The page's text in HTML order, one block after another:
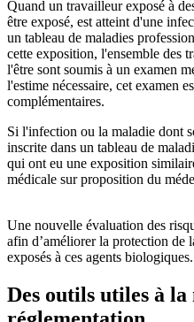
Quand un travailleur exposé à
être exposé, est atteint d'une
un tableau de maladies
cette exposition, l'ensemble des
l'être sont soumis à un examen
l'estime nécessaire, cet examen
complémentaires.
Si l'infection ou la maladie dont
inscrite dans un tableau de
qui ont eu une exposition
médicale sur proposition du
Une nouvelle évaluation des
afin d’améliorer la protection de
exposés à ces agents biologiques.
Des outils utiles à